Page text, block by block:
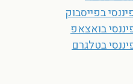
בפייסבוק
בואצאפ
בטלגרם